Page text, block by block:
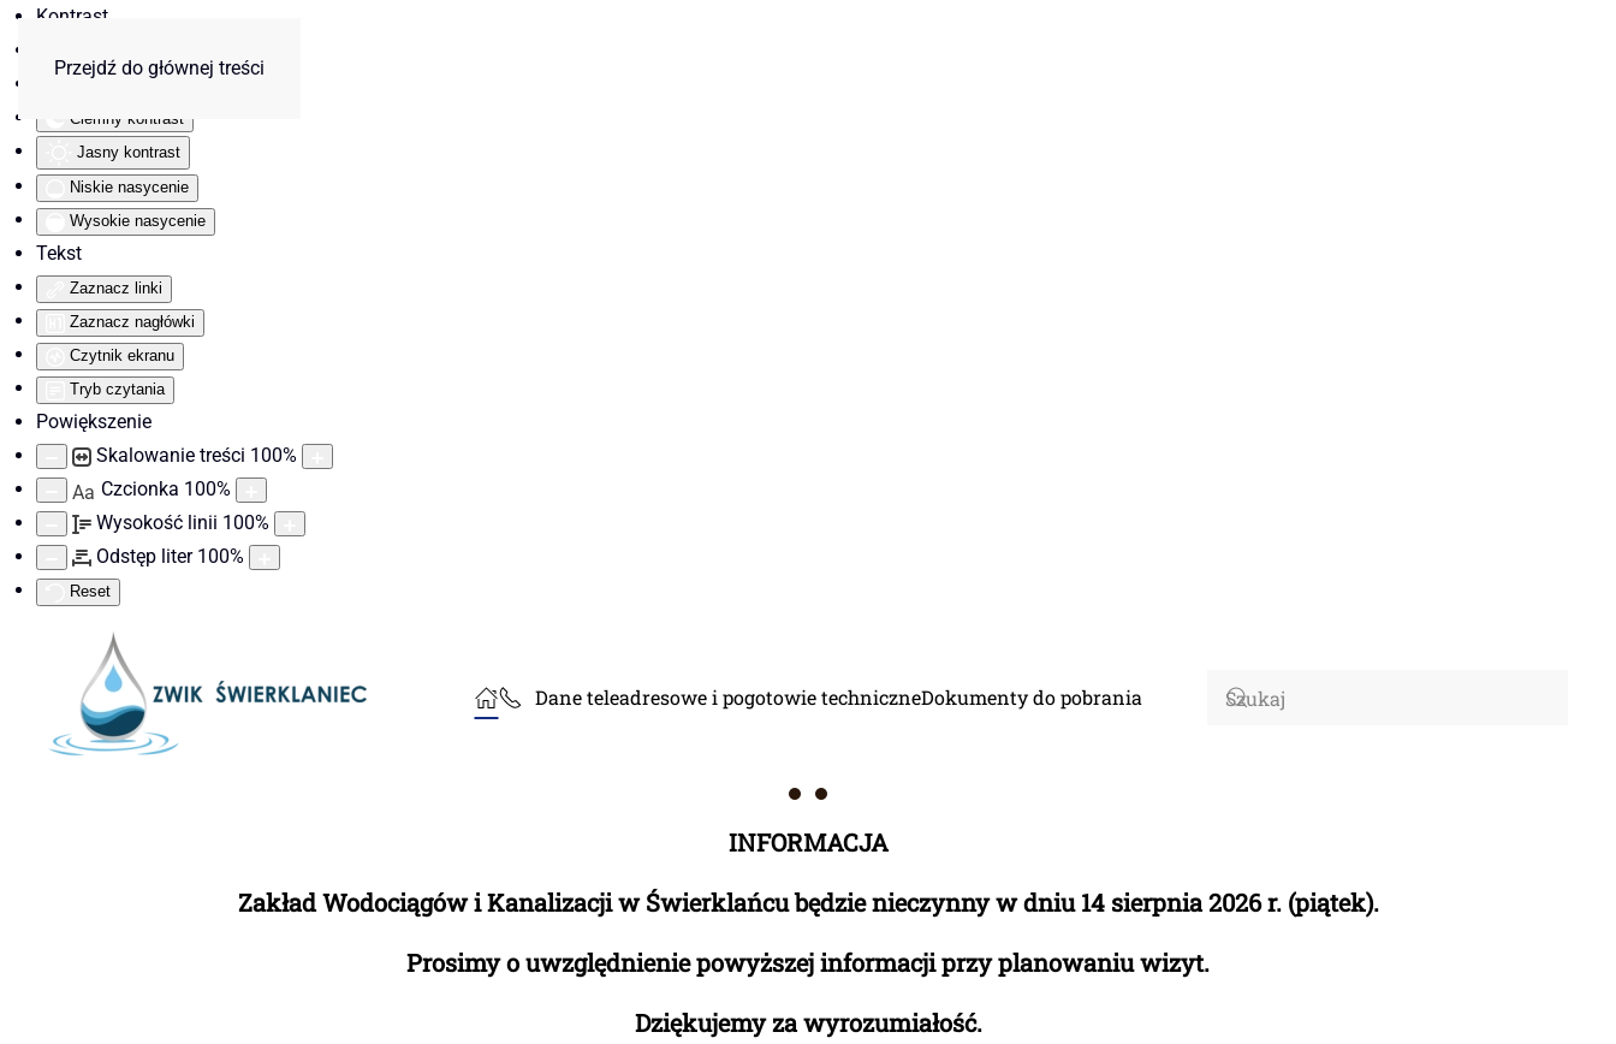
Kontrast
Ciemny kontrast
Jasny kontrast
Niskie nasycenie
Wysokie nasycenie
Tekst
Zaznacz linki
Zaznacz nagłówki
Czytnik ekranu
Tryb czytania
Powiększenie
Skalowanie treści 100%
Aa Czcionka 100%
Wysokość linii 100%
Odstęp liter 100%
Reset
Przejdź do głównej treści
Dane teleadresowe i pogotowie techniczneDokumenty do pobrania
Witamy
INFORMACJA
Zakład Wodociągów i Kanalizacji w Świerklańcu będzie nieczynny w dniu 14 sierpnia 2026 r. (piątek).
Prosimy o uwzględnienie powyższej informacji przy planowaniu wizyt.
Dziękujemy za wyrozumiałość.